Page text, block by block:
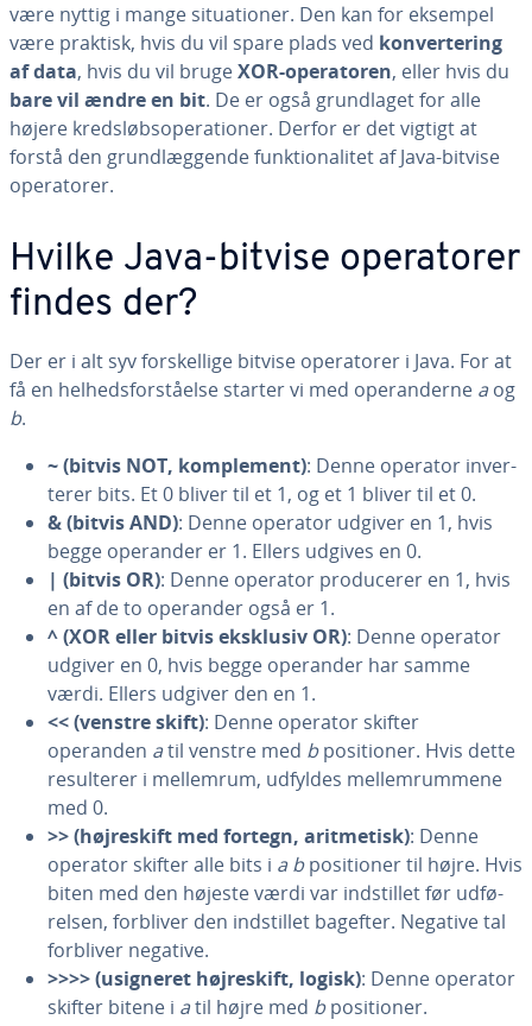
være nyttig i mange si­tu­a­tio­ner. Den kan for eksempel
være praktisk, hvis du vil spare plads ved kon­ver­te­ring
af data, hvis du vil brugeXOR-ope­ra­to­ren, eller hvis du
bare vil ændre en bit. De er også grund­la­get for alle
højere kredsløbs­o­pe­ra­tio­ner. Derfor er det vigtigt at
forstå den grund­læg­gen­de funk­tio­na­li­tet af Java-bitvise
ope­ra­to­rer.
Hvilke Java-bitvise ope­ra­to­rer
findes der?
Der er i alt syv for­skel­li­ge bitvise ope­ra­to­rer i Java. For at
få en hel­heds­for­stå­el­se starter vi med ope­ran­der­ne aog
b.
~ (bitvis NOT, kom­ple­ment): Denne operator in­ver­
te­rer bits. Et 0 bliver til et 1, og et 1 bliver til et 0.
& (bitvis AND): Denne operator udgiver en 1, hvis
begge operander er 1. Ellers udgives en 0.
| (bitvis OR): Denne operator pro­du­ce­rer en 1, hvis
en af de to operander også er 1.
^ (XOR eller bitvis eksklusiv OR): Denne operator
udgiver en 0, hvis begge operander har samme
værdi. Ellers udgiver den en 1.
<< (venstre skift): Denne operator skifter
operanden atil venstre med bpo­si­tio­ner. Hvis dette
re­sul­te­rer i mellemrum, udfyldes mel­lem­rum­me­ne
med 0.
>> (høj­re­skift med fortegn, arit­me­tisk): Denne
operator skifter alle bits i a bpo­si­tio­ner til højre. Hvis
biten med den højeste værdi var indstil­let før ud­fø­
rel­sen, forbliver den indstil­let bagefter. Negative tal
forbliver negative.
>>>> (usigneret høj­re­skift, logisk): Denne operator
skifter bitene i atil højre med bpo­si­tio­ner.